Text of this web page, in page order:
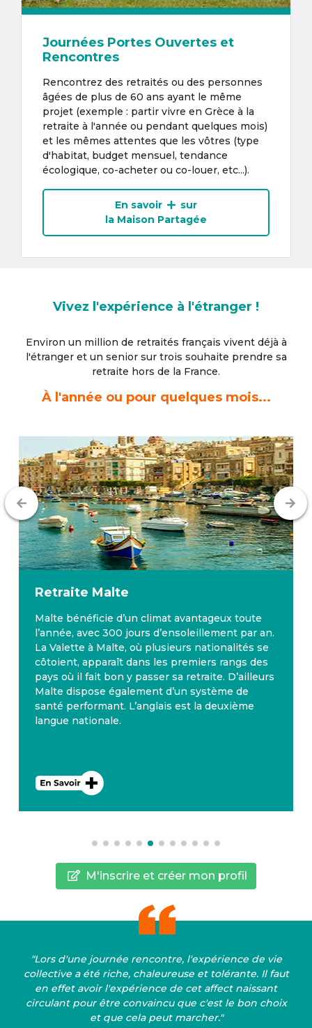
Journées Portes Ouvertes et
Rencontres
Rencontrez des retraités ou des personnes
âgées de plus de 60 ans ayant le même
projet (exemple : partir vivre en Grèce à la
retraite à l'année ou pendant quelques mois)
et les mêmes attentes que les vôtres (type
d'habitat, budget mensuel, tendance
écologique, co-acheter ou co-louer, etc...).
En savoir
sur
la Maison Partagée
Vivez l'expérience à l'étranger !
Environ un million de retraités français vivent déjà à
l'étrangeret un senior sur trois souhaite prendre sa
retraite hors de la France.
À l'année ou pour quelques mois...
Retraite Malte
Malte bénéficie d’un climat avantageux toute
l’année, avec 300 jours d’ensoleillement par an.
La Valette à Malte, où plusieurs nationalités se
côtoient, apparaît dans les premiers rangs des
pays où il fait bon y passer sa retraite. D’ailleurs
Malte dispose également d’un système de
santé performant. L’anglais est la deuxième
langue nationale.
M'inscrire et créer mon profil
"Lors d'une journée rencontre, l'expérience de vie
collective a été riche, chaleureuse et tolérante. Il faut
en effet avoir l'expérience de cet affect naissant
circulant pour être convaincu que c'est le bon choix
et que cela peut marcher."